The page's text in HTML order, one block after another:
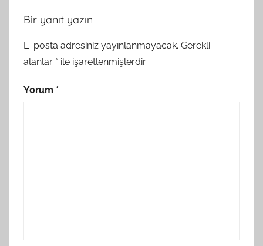
Bir yanıt yazın
E-posta adresiniz yayınlanmayacak. Gerekli
alanlar * ile işaretlenmişlerdir
Yorum *